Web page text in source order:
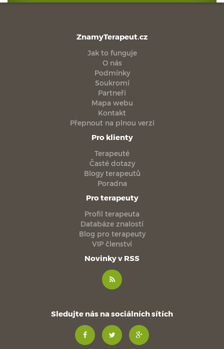
ZnamyTerapeut.cz
Jak to funguje
O nás
Podmínky
Soukromí
Partneři
Mapa webu
Kontakt
Přepnout na plnou verzi
Pro klienty
Terapeuté
Časté dotazy
Blogy terapeutů
Poradna
Pro terapeuty
Profil terapeuta
Databáze znalostí
Blog pro terapeuty
VIP členství
Novinky v RSS
Sledujte nás na sociálních sítích